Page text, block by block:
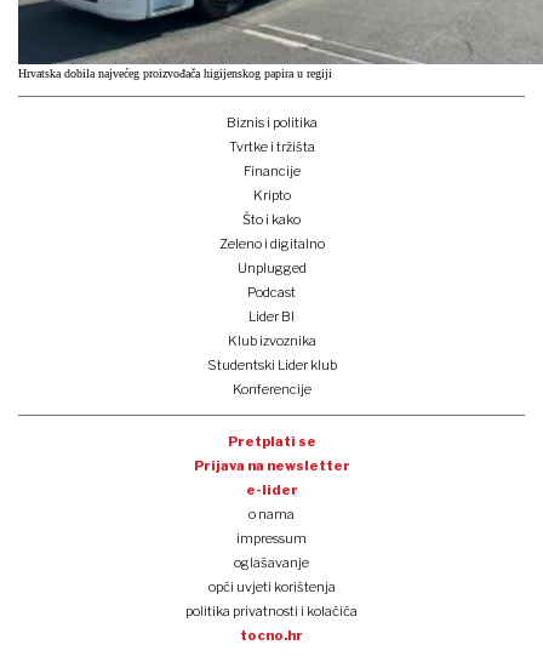
Hrvatska dobila najvećeg proizvođača higijenskog papira u regiji
Biznis i politika
Tvrtke i tržišta
Financije
Kripto
Što i kako
Zeleno i digitalno
Unplugged
Podcast
Lider BI
Klub izvoznika
Studentski Lider klub
Konferencije
Pretplati se
Prijava na newsletter
e-lider
o nama
impressum
oglašavanje
opći uvjeti korištenja
politika privatnosti i kolačića
tocno.hr